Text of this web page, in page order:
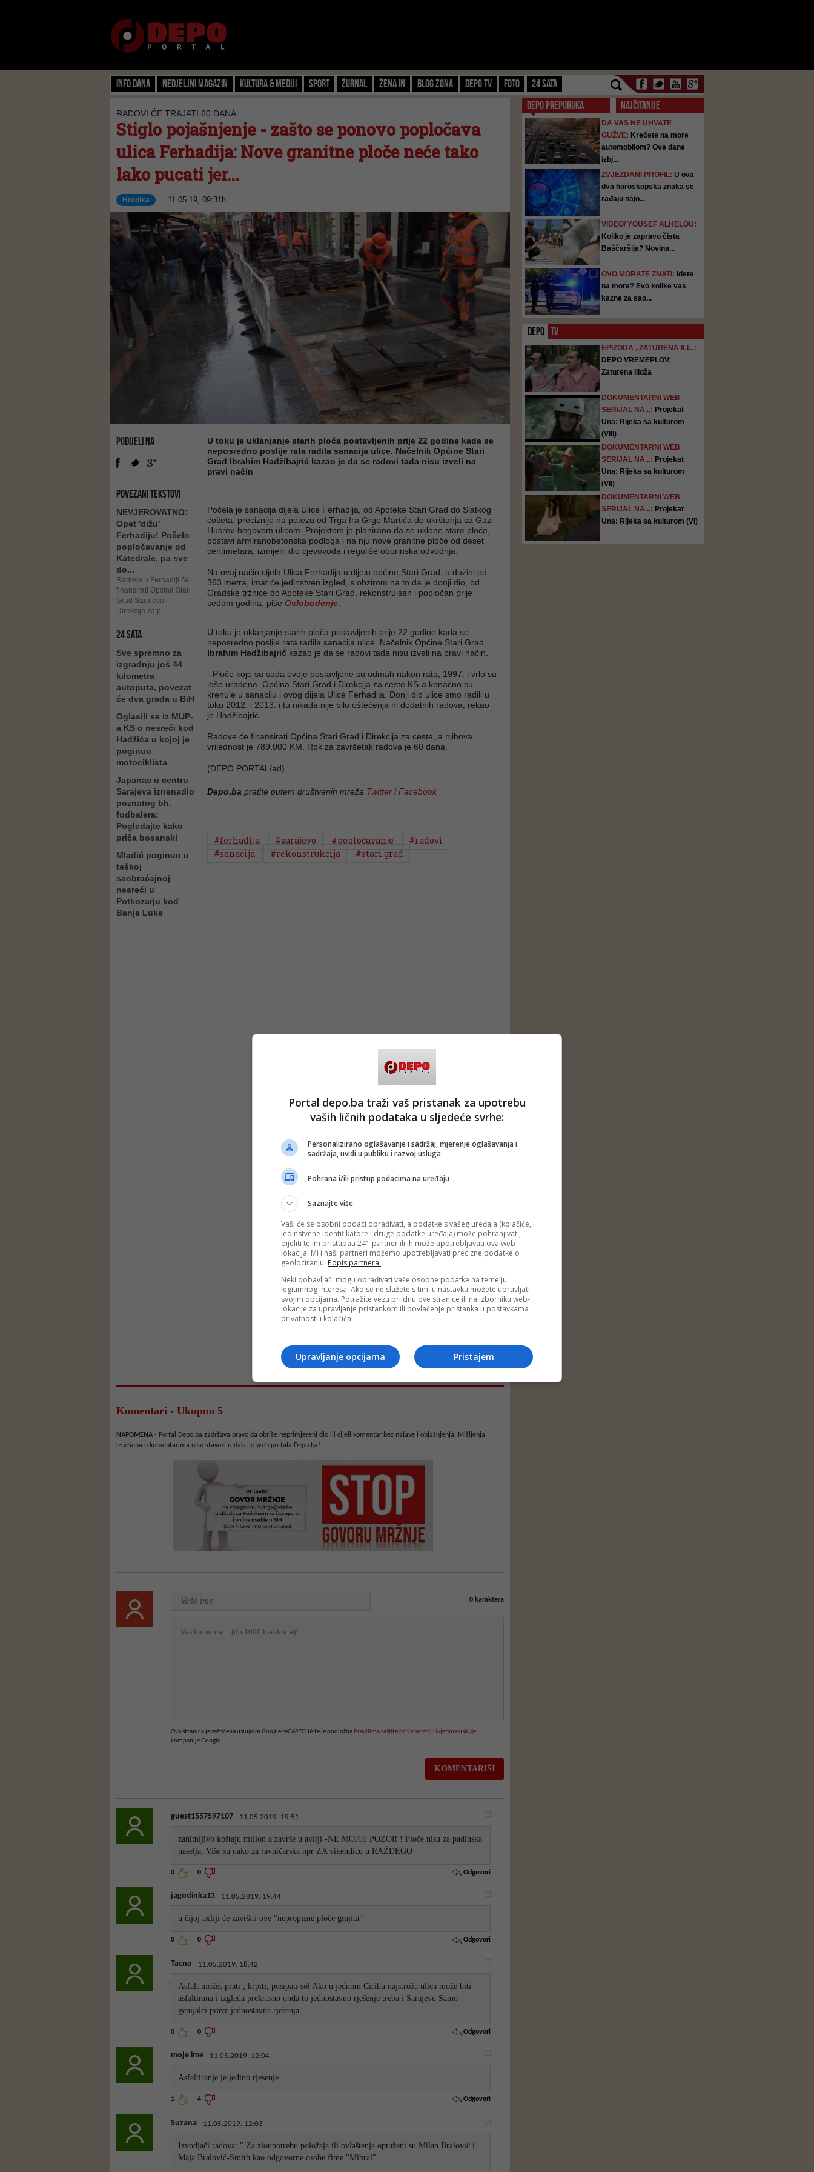
Info dana Nedjeljni magazin Kultura & Mediji Sport Žurnal Žena IN Blog zona Depo TV FOTO 24 SATA
RADOVI ĆE TRAJATI 60 DANA
Stiglo pojašnjenje - zašto se ponovo popločava
ulica Ferhadija: Nove granitne ploče neće tako
lako pucati jer...
Hronika 11.05.19, 09:31h
PODIJELI NA
POVEZANI TEKSTOVI
NEVJEROVATNO:
Opet 'dižu'
Ferhadiju! Počelo
popločavanje od
Katedrale, pa sve
do...
Radove u Ferhadiji će
finansirati Općina Stari
Grad Sarajevo i
Direkcija za p...
24 SATA
Sve spremno za
izgradnju još 44
kilometra
autoputa, povezat
će dva grada u BiH
Oglasili se iz MUP-
a KS o nesreći kod
Hadžića u kojoj je
poginuo
motociklista
Japanac u centru
Sarajeva iznenadio
poznatog bh.
fudbalera:
Pogledajte kako
priča bosanski
Mladić poginuo u
teškoj
saobraćajnoj
nesreći u
Potkozarju kod
Banje Luke
U toku je uklanjanje starih ploča postavljenih prije 22 godine kada se
neposredno poslije rata radila sanacija ulice. Načelnik Općine Stari
Grad Ibrahim Hadžibajrić kazao je da se radovi tada nisu izveli na
pravi način
Počela je sanacija dijela Ulice Ferhadija, od Apoteke Stari Grad do Slatkog
ćošeta, preciznije na potezu od Trga fra Grge Martića do ukrštanja sa Gazi
Husrev-begovom ulicom. Projektom je planirano da se uklone stare ploče,
postavi armiranobetonska podloga i na nju nove granitne ploče od deset
centimetara, izmijeni dio cjevovoda i reguliše oborinska odvodnja.
Na ovaj način cijela Ulica Ferhadija u dijelu općine Stari Grad, u dužini od
363 metra, imat će jedinstven izgled, s obzirom na to da je donji dio, od
Gradske tržnice do Apoteke Stari Grad, rekonstruisan i popločan prije
sedam godina, piše Oslobođenje
U toku je uklanjanje starih ploča postavljenih prije 22 godine kada se
neposredno poslije rata radila sanacija ulice. Načelnik Općine Stari Grad
Ibrahim Hadžibajrić kazao je da se radovi tada nisu izveli na pravi način.
- Ploče koje su sada ovdje postavljene su odmah nakon rata, 1997. i vrlo su
loše urađene. Općina Stari Grad i Direkcija za ceste KS-a konačno su
krenule u sanaciju i ovog dijela Ulice Ferhadija. Donji dio ulice smo radili u
toku 2012. i 2013. i tu nikada nije bilo oštećenja ni dodatnih radova, rekao
je Hadžibajrić.
Radove će finansirati Općina Stari Grad i Direkcija za ceste, a njihova
vrijednost je 789.000 KM. Rok za završetak radova je 60 dana.
(DEPO PORTAL/ad)
Depo.ba pratite putem društvenih mreža Twitter iFacebook
#ferhadija #sarajevo #popločavanje
#radovi
#sanacija
#rekonstrukcija #stari grad
Komentari - Ukupno 5
NAPOMENA - Portal Depo.ba zadržava pravo da obriše neprimjereni dio ili cijeli komentar bez najave i objašnjenja. Mišljenja
iznešena u komentarima nisu stavovi redakcije web portala Depo.ba!
0karaktera
Ova stranica je zaštićena uslugom Google reCAPTCHA te je podložna Pravilima zaštite privatnostii Uvjetima usluge
kompanije Google.
guest1557597107 11.05.2019. 19:51
zanimljivo koštaju milion a završe u avliji -NE MOJOJ POZOR ! Ploče nisu za padinska
naselja, Više su nako za ravničarska npr ZA vikendicu u RAŽDEGO
0 0 Odgovori
jagodinka13 11.05.2019. 19:44
u čijoj axliji će završiti ove "nepropisne ploče grajita"
0 0 Odgovori
Tacno 11.05.2019. 18:42
Asfalt možeš prati , krpiti, posipati sol Ako u jednom Cirihu najstroža ulica može biti
asfaltirana i izgleda prekrasno onda to jednostavno rješenje treba i Sarajevu Samo
genijalci prave jednostavna rješenja
0 0 Odgovori
moje ime 11.05.2019. 12:04
Asfaltiranje je jedino rjesenje
1 4 Odgovori
Suzana 11.05.2019. 12:03
Izvodjači radova: " Za zloupotrebu položaja ili ovlaštenja optuženi su Milan Bralović i
Maja Bralović-Smith kao odgovorne osobe fime "Mibral".
DEPO PREPORUKA NAJČITANIJE
DA VAS NE UHVATE
GUŽVE: Krećete na more
automobilom? Ove dane
izbj...
ZVJEZDANI PROFIL: U ova
dva horoskopska znaka se
rađaju najo...
VIDEO/ YOUSEF ALHELOU:
Koliko je zapravo čista
Baščaršija? Novina...
OVO MORATE ZNATI: Idete
na more? Evo kolike vas
kazne za sao...
DEPO TV
EPIZODA „ZATURENA ILI...:
DEPO VREMEPLOV:
Zaturena Ilidža
DOKUMENTARNI WEB
SERIJAL NA...: Projekat
Una: Rijeka sa kulturom
(VIII)
DOKUMENTARNI WEB
SERIJAL NA...: Projekat
Una: Rijeka sa kulturom
(VII)
DOKUMENTARNI WEB
SERIJAL NA...: Projekat
Una: Rijeka sa kulturom (VI)
Portal depo.ba traži vaš pristanak za upotrebu
vaših ličnih podataka u sljedeće svrhe:
Personalizirano oglašavanje i sadržaj, mjerenje oglašavanja i
sadržaja, uvidi u publiku i razvoj usluga
Pohrana i/ili pristup podacima na uređaju
Saznajte više
Vaši će se osobni podaci obrađivati, a podatke s vašeg uređaja (kolačiće,
jedinstvene identifikatore i druge podatke uređaja) može pohranjivati,
dijeliti te im pristupati 241 partner ili ih može upotrebljavati ova web-
lokacija. Mi i naši partneri možemo upotrebljavati precizne podatke o
geolociranju. Popis partnera.
Neki dobavljači mogu obrađivati vaše osobne podatke na temelju
legitimnog interesa. Ako se ne slažete s tim, u nastavku možete upravljati
svojim opcijama. Potražite vezu pri dnu ove stranice ili na izborniku web-
lokacije za upravljanje pristankom ili povlačenje pristanka u postavkama
privatnosti i kolačića.
Pristajem
Upravljanje opcijama